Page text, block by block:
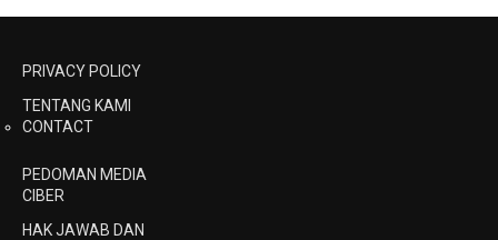
PRIVACY POLICY
TENTANG KAMI
CONTACT
PEDOMAN MEDIA
CIBER
HAK JAWAB DAN